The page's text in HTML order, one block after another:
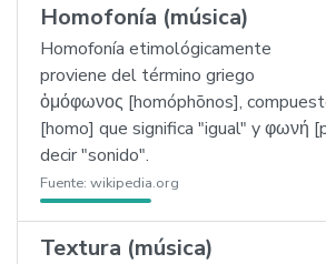
Homofonía (música)
Homofonía etimológicamente
proviene del término griego
ὁμόφωνος [homóphōnos],
[homo] que significa "igual" y φωνή
decir "sonido".
Fuente: wikipedia.org
Textura (música)